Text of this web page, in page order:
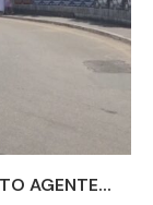
AGENTE...